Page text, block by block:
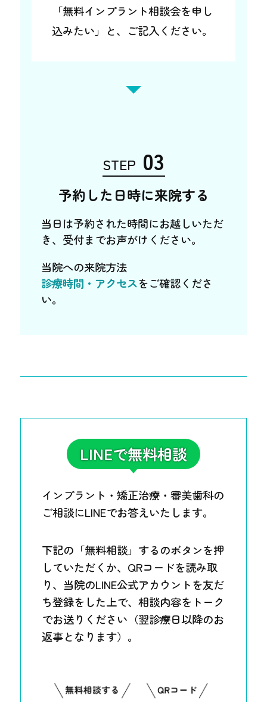
「無料インプラント相談会を申し
込みたい」と、ご記入ください。
STEP 03
予約した日時に来院する
当日は予約された時間にお越しいただ
き、受付までお声がけください。
当院への来院方法
診療時間・アクセスをご確認くださ
い。
LINEで無料相談
インプラント・矯正治療・審美歯科の
ご相談にLINEでお答えいたします。
下記の「無料相談」するのボタンを押
していただくか、QRコードを読み取
り、当院のLINE公式アカウントを友だ
ち登録をした上で、相談内容をトーク
でお送りください（翌診療日以降のお
返事となります）。